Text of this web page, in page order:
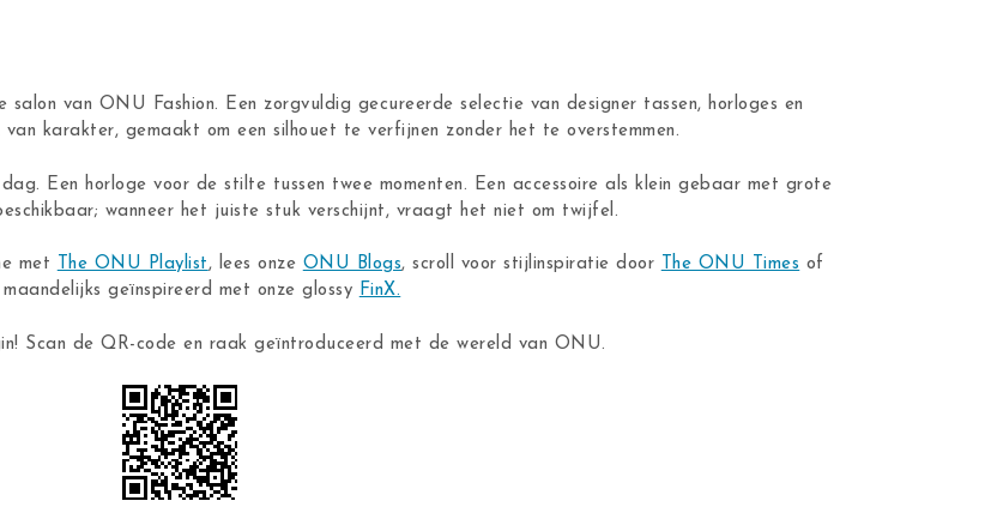
salon van ONU Fashion. Een zorgvuldig gecureerde selectie van designer tassen, horloges en
van karakter, gemaakt om een silhouet te verfijnen zonder het te overstemmen.
Een horloge voor de stilte tussen twee momenten. Een accessoire als klein gebaar met grote
wanneer het juiste stuk verschijnt, vraagt het niet om twijfel.
met The ONU Playlist, lees onze ONU Blogs, scroll voor stijlinspiratie door The ONU Times of
geïnspireerd met onze glossy FinX.
Scan de QR-code en raak geïntroduceerd met de wereld van ONU.